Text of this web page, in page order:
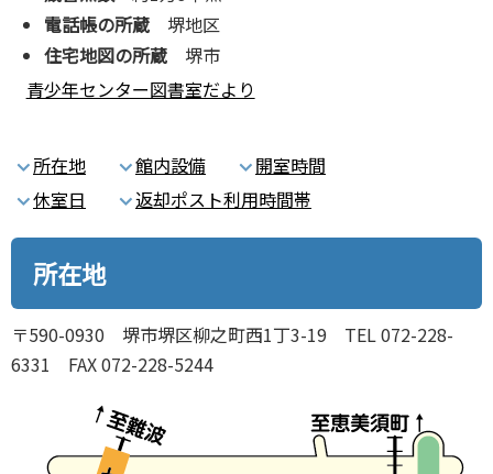
電話帳の所蔵 堺地区
住宅地図の所蔵 堺市
青少年センター図書室だより
所在地 館内設備
開室時間
休室日
返却ポスト利用時間帯
所在地
〒590-0930 堺市堺区柳之町西1丁3-19 TEL 072-228-
6331 FAX 072-228-5244